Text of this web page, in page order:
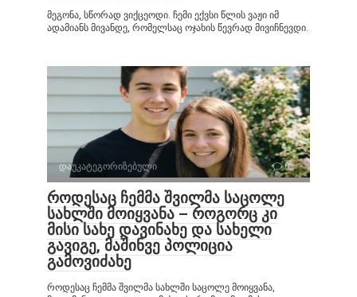
მეგონა, სწორად ვიქცეოდი. ჩემი ექვსი წლის ვაჟი იმ
ადამიანს მივანდე, რომელსაც ოჯახის წევრად მივიჩნევდი.
დაუკატეგორიზებული 0
როდესაც ჩემმა შვილმა საცოლე
სახლში მოიყვანა – როგორც კი
მისი სახე დავინახე და სახელი
გავიგე, მაშინვე პოლიცია
გამოვიძახე
როდესაც ჩემმა შვილმა სახლში საცოლე მოიყვანა,